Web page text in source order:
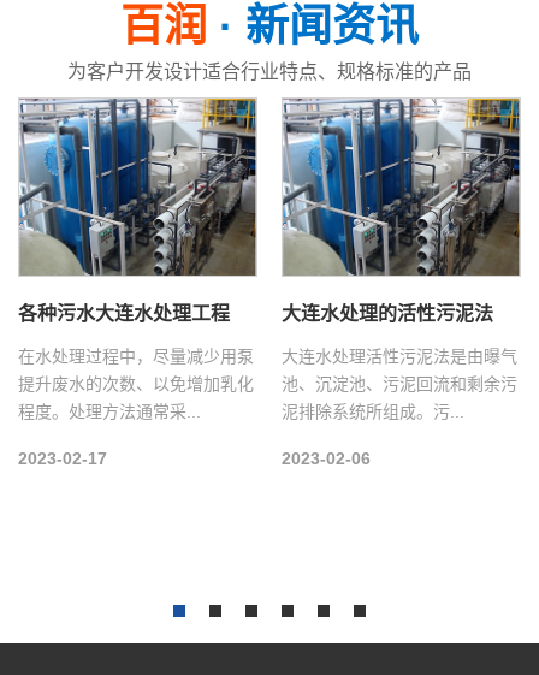
百润 · 新闻资讯
为客户开发设计适合行业特点、规格标准的产品
各种污水大连水处理工程
在水处理过程中，尽量减少用泵
提升废水的次数、以免增加乳化
程度。处理方法通常采...
2023-02-17
大连水处理的活性污泥法
大连水处理活性污泥法是由曝气
池、沉淀池、污泥回流和剩余污
泥排除系统所组成。污...
2023-02-06